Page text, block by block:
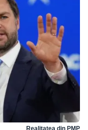
Realitatea din PMP